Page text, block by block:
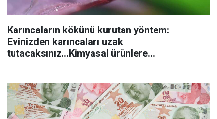
Karıncaların kökünü kurutan yöntem:
Evinizden karıncaları uzak
tutacaksınız...Kimyasal ürünlere